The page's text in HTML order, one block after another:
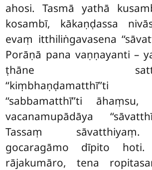
ahosi. Tasmā yathā
kosambī, kākaṇḍassa
evaṃ itthiliṅgavasena
Porāṇā pana vaṇṇayanti –
ṭhāne
‘‘sabbamatthī’’ti
vacanamupādāya
Tassaṃ
gocaragāmo dīpito
rājakumāro, tena